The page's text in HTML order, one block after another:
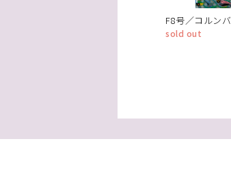
F8号／コルンバ
sold out